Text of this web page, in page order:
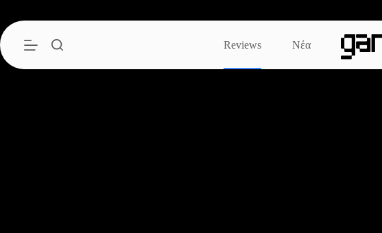
περιεχόμενο
Reviews
Νέα